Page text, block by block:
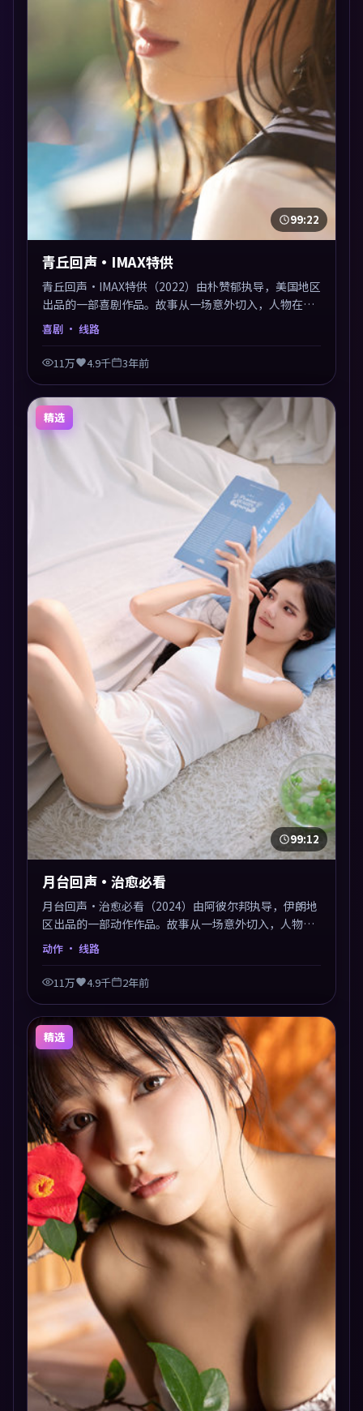
99:22
青丘回声·IMAX特供
青丘回声·IMAX特供（2022）由朴赞郁执导，美国地区
出品的一部喜剧作品。故事从一场意外切入，人物在道
德与生存之间反复摇摆，叙事层层推进，情绪克制而有
力。主演阵容以生活化表演见长，对手戏火花四溅。
喜剧 · 线路
11万 4.9千 3年前
精选
99:12
月台回声·治愈必看
月台回声·治愈必看（2024）由阿彼尔邦执导，伊朗地
区出品的一部动作作品。故事从一场意外切入，人物在
道德与生存之间反复摇摆，叙事层层推进，情绪克制而
有力。主演阵容以生活化表演见长，对手戏火花四溅。
动作 · 线路
11万 4.9千 2年前
精选